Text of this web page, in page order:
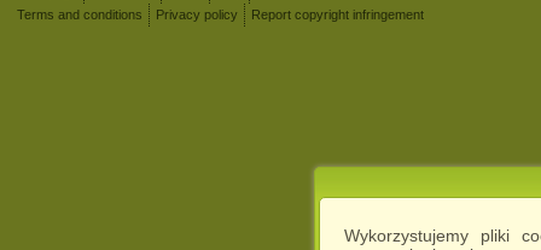
Wykorzystujemy pliki
Terms and conditions
Privacy policy Report copyright infringement